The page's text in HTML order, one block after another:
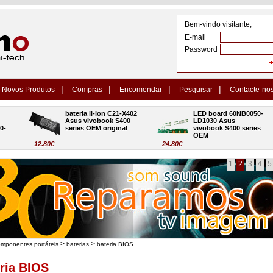
Bem-vindo visitante,
E-mail
Password
Novos Produtos | Compras | Encomendar | Pesquisar | Contacte-
12.80€
bateria li-ion C21-X402
Asus vivobook S400
series OEM original
24.80€
LED board 60NB0050-
LD1030 Asus
vivobook S400 series
OEM
1 2 3 4 5
portáteis > baterias > bateria BIOS
BIOS